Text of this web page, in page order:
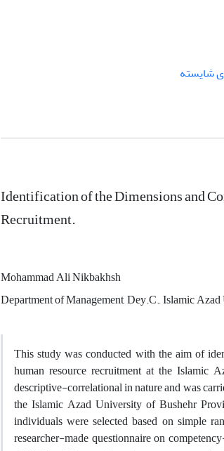
شایسته
Identification of the Dimensions and
Recruitment.
Mohammad Ali Nikbakhsh
Department of Management, Dey.C., Islamic
This study was conducted with the aim of
human resource recruitment at the Islamic
descriptive-correlational in nature and was
the Islamic Azad University of Bushehr
individuals were selected based on simple
researcher-made questionnaire on